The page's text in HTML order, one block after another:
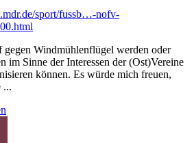
sport/fussb…-nofv-
Windmühlenflügel werden oder
im Sinne der Interessen der (Ost)Vereine
können. Es würde mich freuen,
...